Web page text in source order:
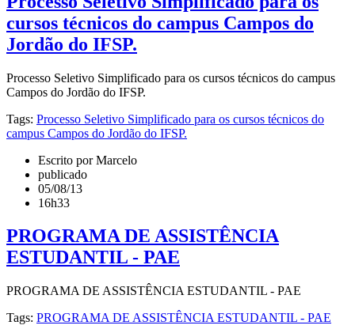
cursos técnicos do campus Campos do
Jordão do IFSP.
Processo Seletivo Simplificado para os cursos técnicos do campus
Campos do Jordão do IFSP.
Tags: Processo Seletivo Simplificado para os cursos técnicos do
campus Campos do Jordão do IFSP.
Escrito por Marcelo
publicado
05/08/13
16h33
PROGRAMA DE ASSISTÊNCIA
ESTUDANTIL - PAE
PROGRAMA DE ASSISTÊNCIA ESTUDANTIL - PAE
Tags: PROGRAMA DE ASSISTÊNCIA ESTUDANTIL - PAE